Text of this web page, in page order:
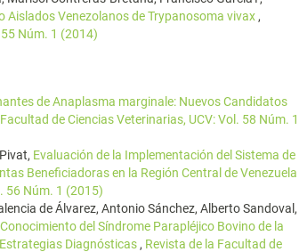
Venezolanos de Trypanosoma vivax ,
Núm. 1 (2014)
de Anaplasma marginale: Nuevos Candidatos
de Ciencias Veterinarias, UCV: Vol. 58 Núm. 1
Evaluación de la Implementación del Sistema de
Beneficiadoras en la Región Central de Venezuela
56 Núm. 1 (2015)
de Álvarez, Antonio Sánchez, Alberto Sandoval,
del Síndrome Parapléjico Bovino de la
Diagnósticas , Revista de la Facultad de